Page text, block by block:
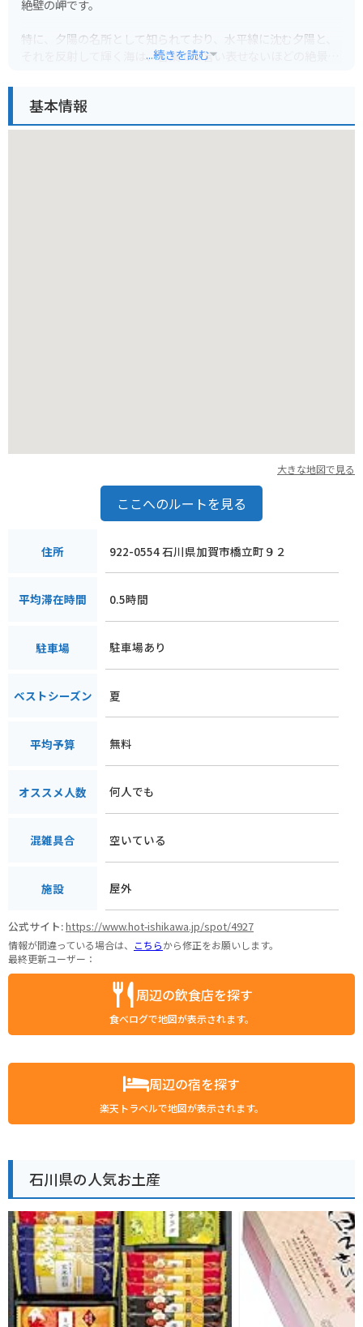
絶壁の岬です。
特に、夕陽の名所として知られており、水平線に沈む夕陽と、
それを反射して輝く海は、言葉では言い表せないほどの絶景で
バイクで訪れる場合、日本海沿岸を走る「のと里山海道」は、
...続きを読む
基本情報
大きな地図で見る
ここへのルートを見る
住所 922-0554 石川県加賀市橋立町９２
平均滞在時間 0.5時間
駐車場 駐車場あり
ベストシーズン 夏
平均予算 無料
オススメ人数 何人でも
混雑具合 空いている
施設 屋外
公式サイト:https://www.hot-ishikawa.jp/spot/4927
情報が間違っている場合は、 こちらから修正をお願いします。
最終更新ユーザー：
周辺の飲食店を探す
食べログで地図が表示されます。
周辺の宿を探す
楽天トラベルで地図が表示されます。
石川県の人気お土産